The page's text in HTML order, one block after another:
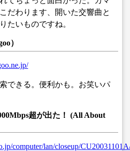
だわります、開いた交響曲と
たいものですね。
）
できる。便利かも。お笑いパ
超が出た！ (All About
computer/lan/closeup/